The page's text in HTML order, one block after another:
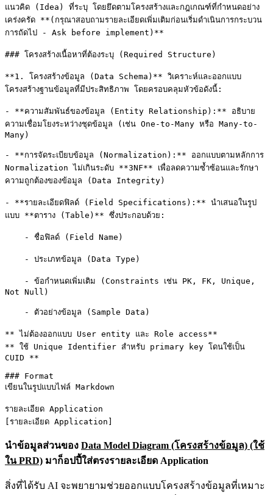
แนวคิด (Idea) ที่ระบุ โดยยึดตามโครงสร้างและกฎเกณฑ์ที่กำหนดอย่าง
เคร่งครัด **(กรุณาสอบถามรายละเอียดเพิ่มเติมก่อนเริ่มดำเนินการกระบวน
การถัดไป - Ask before implement)**
### โครงสร้างเนื้อหาที่ต้องระบุ (Required Structure)
**1. โครงสร้างข้อมูล (Data Schema)** วิเคราะห์และออกแบบ
โครงสร้างฐานข้อมูลที่มีประสิทธิภาพ โดยครอบคลุมหัวข้อดังนี้:
- **ความสัมพันธ์ของข้อมูล (Entity Relationship):** อธิบาย
ความเชื่อมโยงระหว่างชุดข้อมูล (เช่น One-to-Many หรือ Many-to-
Many)
- **การจัดระเบียบข้อมูล (Normalization):** ออกแบบตามหลักการ
Normalization ไม่เกินระดับ **3NF** เพื่อลดความซ้ำซ้อนและรักษา
ความถูกต้องของข้อมูล (Data Integrity)
- **รายละเอียดฟิลด์ (Field Specifications):** นำเสนอในรูป
แบบ **ตาราง (Table)** ซึ่งประกอบด้วย:
Not Null)
** ไม่ต้องออกแบบ User entity และ Role access**
** ใช้ Unique Identifier สำหรับ primary key โดนใช้เป็น
CUID **
### Format
เขียนในรูปแบบไฟล์ Markdown
รายละเอียด Application
[รายละเอียด Application]
นำข้อมูลส่วนของ Data Model Diagram (โครงสร้างข้อมูล) (ใช้
ใน PRD) มาก็อปปี้ใส่ตรงรายละเอียด Application
สิ่งที่ได้รับ AI จะพยายามช่วยออกแบบโครงสร้างข้อมูลที่เหมาะ